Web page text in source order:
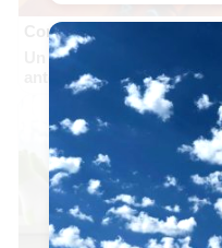
Corepunk MMORPG
Un verdadero MMORPG
antes, pero mejor!